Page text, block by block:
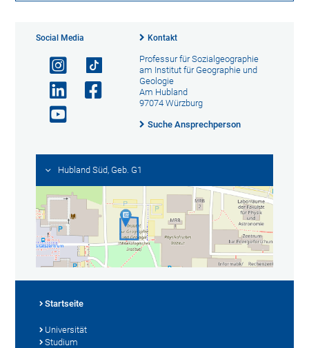
Social Media Kontakt
Professur für Sozialgeographie
am Institut für Geographie und
Geologie
Am Hubland
97074 Würzburg
Suche Ansprechperson
Hubland Süd, Geb. G1
Startseite
Universität
Studium